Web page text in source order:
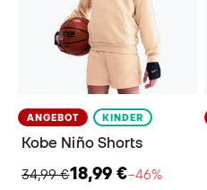
ANGEBOT KINDER
Kobe Niño Shorts
34,99 €18,99 €−46%